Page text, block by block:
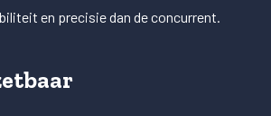
en precisie dan de concurrent.